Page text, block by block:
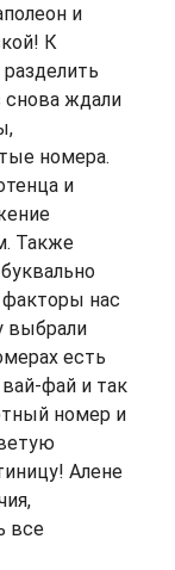
и
К
снова ждали
номера.
и
Также
факторы нас
выбрали
есть
фай и так
номер и
Алене
все